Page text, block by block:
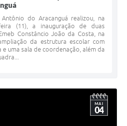
do Aracanguá realizou, na
(11), a inauguração de duas
Constâncio João da Costa, na
da estrutura escolar com
e uma sala de coordenação, além da
MAI
04